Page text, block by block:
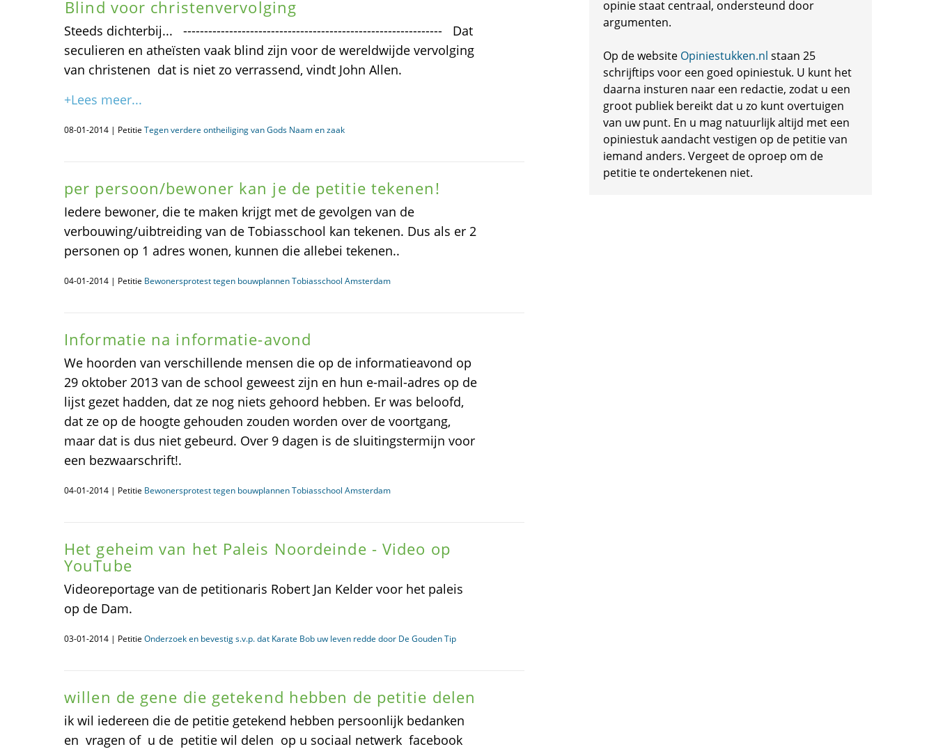
Blind voor christenvervolging
Steeds dichterbij... -------------------------------------------------------------- Dat
seculieren en atheïsten vaak blind zijn voor de wereldwijde vervolging
van christenen  dat is niet zo verrassend, vindt John Allen.
+Lees meer...
08-01-2014 | Petitie Tegen verdere ontheiliging van Gods Naam en zaak
per persoon/bewoner kan je de petitie tekenen!
Iedere bewoner, die te maken krijgt met de gevolgen van de
verbouwing/uibtreiding van de Tobiasschool kan tekenen. Dus als er 2
personen op 1 adres wonen, kunnen die allebei tekenen..
04-01-2014 | Petitie Bewonersprotest tegen bouwplannen Tobiasschool Amsterdam
Informatie na informatie-avond
We hoorden van verschillende mensen die op de informatieavond op
29 oktober 2013 van de school geweest zijn en hun e-mail-adres op de
lijst gezet hadden, dat ze nog niets gehoord hebben. Er was beloofd,
dat ze op de hoogte gehouden zouden worden over de voortgang,
maar dat is dus niet gebeurd. Over 9 dagen is de sluitingstermijn voor
een bezwaarschrift!.
04-01-2014 | Petitie Bewonersprotest tegen bouwplannen Tobiasschool Amsterdam
Het geheim van het Paleis Noordeinde - Video op
YouTube
Videoreportage van de petitionaris Robert Jan Kelder voor het paleis
op de Dam.
03-01-2014 | Petitie Onderzoek en bevestig s.v.p. dat Karate Bob uw leven redde door De Gouden Tip
willen de gene die getekend hebben de petitie delen
ik wil iedereen die de petitie getekend hebben persoonlijk bedanken
en vragen of u de petitie wil delen op u sociaal netwerk facebook
opinie staat centraal, ondersteund door
argumenten.
Op de website Opiniestukken.nl staan 25
schrijftips voor een goed opiniestuk. U kunt het
daarna insturen naar een redactie, zodat u een
groot publiek bereikt dat u zo kunt overtuigen
van uw punt. En u mag natuurlijk altijd met een
opiniestuk aandacht vestigen op de petitie van
iemand anders. Vergeet de oproep om de
petitie te ondertekenen niet.